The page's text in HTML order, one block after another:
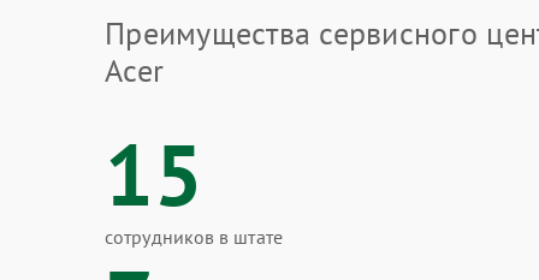
Преимущества сервисного
Acer
15
сотрудников в штате